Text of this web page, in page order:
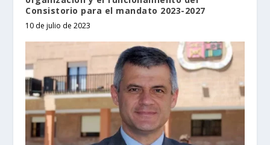
Consistorio para el mandato 2023-2027
10 de julio de 2023